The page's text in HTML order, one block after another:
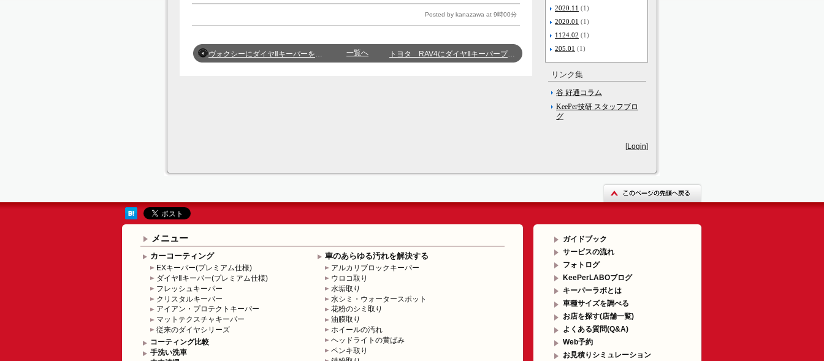
Posted by kanazawa at 9時00分
ヴォクシーにダイヤⅡキーパーを施工しました！【金沢西泉店 羽柴宗胤】 一覧へ トヨタ RAV4にダイヤⅡキーパープレミアムを施工しました！【金沢西泉店 羽柴宗胤】
2020.11 (1)
2020.01 (1)
1124.02 (1)
205.01 (1)
リンク集
谷 好通コラム
KeePer技研 スタッフブロ
グ
[Login]
メニュー
カーコーティング
EXキーパー(プレミアム仕様)
ダイヤⅡキーパー(プレミアム仕様)
フレッシュキーパー
クリスタルキーパー
アイアン・プロテクトキーパー
マットテクスチャキーパー
従来のダイヤシリーズ
コーティング比較
手洗い洗車
車のあらゆる汚れを解決する
アルカリブロックキーパー
ウロコ取り
水垢取り
水シミ・ウォータースポット
花粉のシミ取り
油膜取り
ホイールの汚れ
ヘッドライトの黄ばみ
ペンキ取り
ガイドブック
サービスの流れ
フォトログ
KeePerLABOブログ
キーパーラボとは
車種サイズを調べる
お店を探す(店舗一覧)
よくある質問(Q&A)
Web予約
お見積りシミュレーション